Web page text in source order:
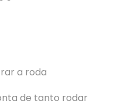
a roda
de tanto rodar